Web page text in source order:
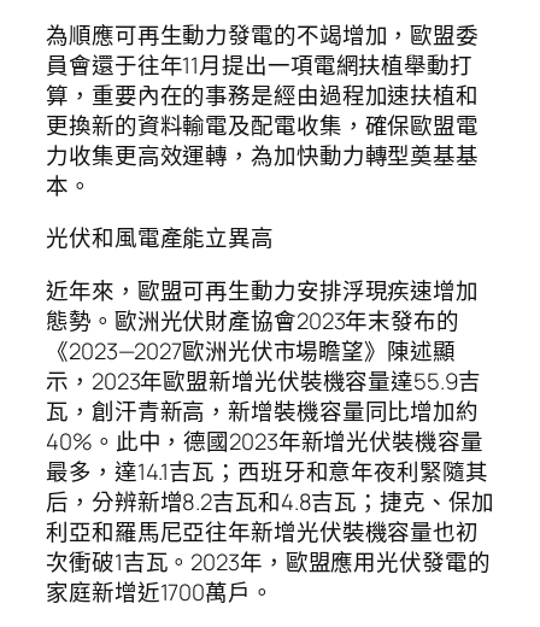
為順應可再生動力發電的不竭增加，歐盟委
員會還于往年11月提出一項電網扶植舉動打
算，重要內在的事務是經由過程加速扶植和
更換新的資料輸電及配電收集，確保歐盟電
力收集更高效運轉，為加快動力轉型奠基基
本。
光伏和風電產能立異高
近年來，歐盟可再生動力安排浮現疾速增加
態勢。歐洲光伏財產協會2023年末發布的
《2023—2027歐洲光伏市場瞻望》陳述顯
示，2023年歐盟新增光伏裝機容量達55.9吉
瓦，創汗青新高，新增裝機容量同比增加約
40%。此中，德國2023年新增光伏裝機容量
最多，達14.1吉瓦；西班牙和意年夜利緊隨其
后，分辨新增8.2吉瓦和4.8吉瓦；捷克、保加
利亞和羅馬尼亞往年新增光伏裝機容量也初
次衝破1吉瓦。2023年，歐盟應用光伏發電的
家庭新增近1700萬戶。